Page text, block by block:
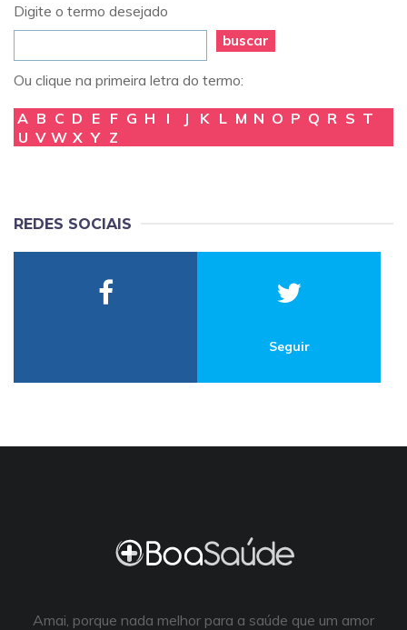
Digite o termo desejado
buscar
Ou clique na primeira letra do termo:
A B C D E F G H I J K L M N O P Q R S T
U V W X Y Z
REDES SOCIAIS
Seguir
Amai, porque nada melhor para a saúde que um amor